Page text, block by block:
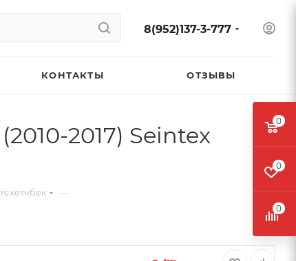
8(952)137-3-777
КОНТАКТЫ ОТЗЫВЫ
2017) Seintex
хетчбек —
0
0
0